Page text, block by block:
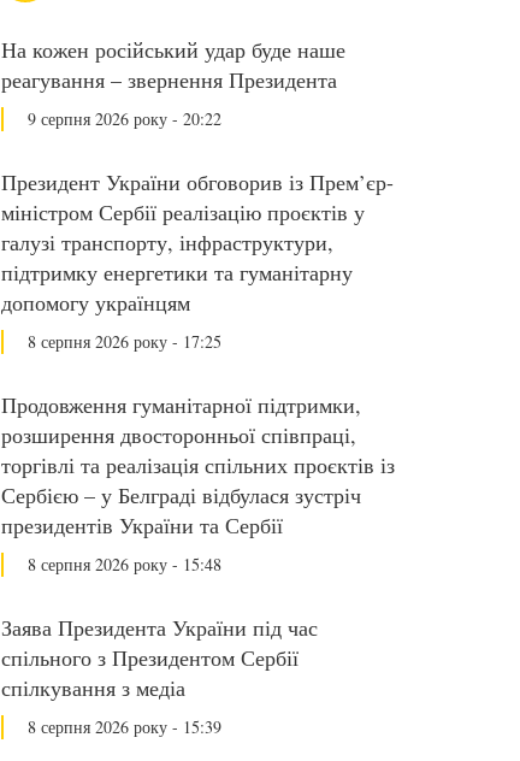
На кожен російський удар буде наше
реагування – звернення Президента
9 серпня 2026 року - 20:22
Президент України обговорив із Прем’єр-
міністром Сербії реалізацію проєктів у
галузі транспорту, інфраструктури,
підтримку енергетики та гуманітарну
допомогу українцям
8 серпня 2026 року - 17:25
Продовження гуманітарної підтримки,
розширення двосторонньої співпраці,
торгівлі та реалізація спільних проєктів із
Сербією – у Белграді відбулася зустріч
президентів України та Сербії
8 серпня 2026 року - 15:48
Заява Президента України під час
спільного з Президентом Сербії
спілкування з медіа
8 серпня 2026 року - 15:39